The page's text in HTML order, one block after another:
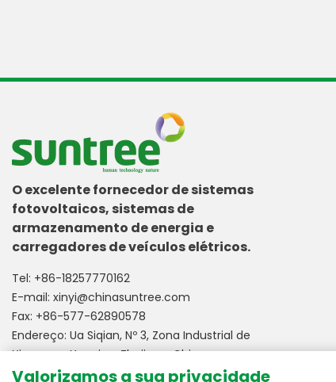
O excelente fornecedor de sistemas
fotovoltaicos, sistemas de
armazenamento de energia e
carregadores de veículos elétricos.
Tel: +86-18257770162
E-mail: xinyi@chinasuntree.com
Fax: +86-577-62890578
Endereço: Ua Siqian, Nº 3, Zona Industrial de
Xinguang, Yueqing, Zhejiang, China.
Valorizamos a sua privacidade